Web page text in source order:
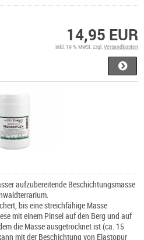
14,95 EUR
inkl. 19 % MwSt. zzgl.Versandkosten
aufzubereitende Beschichtungsmasse
bis eine streichfähige Masse
mit einem Pinsel auf den Berg und auf
die Masse ausgetrocknet ist (ca. 15
mit der Beschichtung von Elastopur